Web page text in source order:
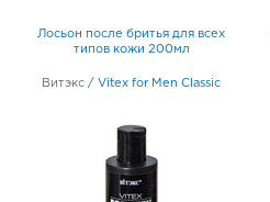
Лосьон после бритья для всех
типов кожи 200мл
Витэкс / Vitex for Men Classic